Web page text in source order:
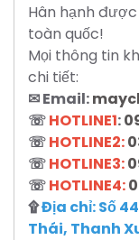
Hân hạnh
toàn quốc!
Mọi thông tin
chi tiết:
✉ Email:
☏HOTLINE1:
☏HOTLINE2:
☏HOTLINE3:
☏HOTLINE4:
۩Địa chỉ: Số
Thái, Thanh